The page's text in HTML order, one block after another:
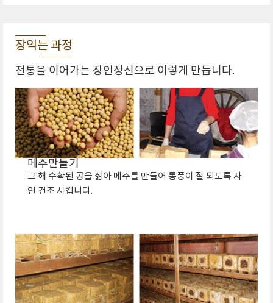
장익는 과정
전통을 이어가는 장인정신으로 이렇게 만듭니다.
메주만들기
그 해 수확된 콩을 삶아 메주를 만들어 통풍이 잘 되도록 자
연 건조 시킵니다.